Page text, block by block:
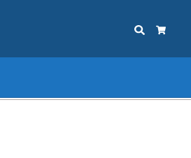
Search